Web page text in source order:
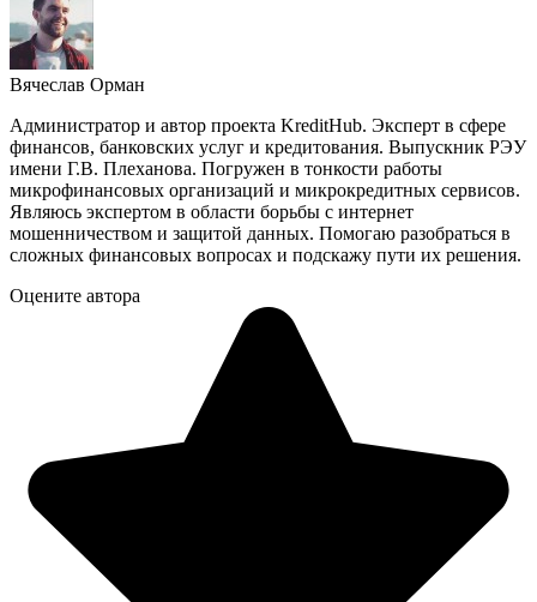
Вячеслав Орман
Администратор и автор проекта KreditHub. Эксперт в сфере
финансов, банковских услуг и кредитования. Выпускник РЭУ
имени Г.В. Плеханова. Погружен в тонкости работы
микрофинансовых организаций и микрокредитных сервисов.
Являюсь экспертом в области борьбы с интернет
мошенничеством и защитой данных. Помогаю разобраться в
сложных финансовых вопросах и подскажу пути их решения.
Оцените автора